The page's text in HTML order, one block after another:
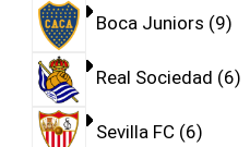
Boca Juniors 9
Real Sociedad 6
Sevilla FC 6